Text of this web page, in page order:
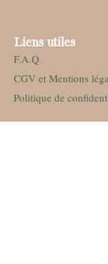
Liens utiles
F.A.Q
CGV et Mentions
Politique de